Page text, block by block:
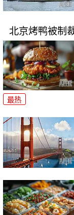
北京烤鸭被制
最热